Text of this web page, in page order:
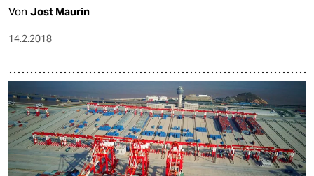
Von Jost Maurin
14.2.2018